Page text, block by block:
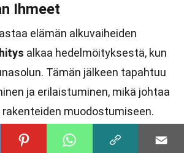
Ihmeet
elämän alkuvaiheiden
alkaa hedelmöityksestä, kun
Tämän jälkeen tapahtuu
ja erilaistuminen, mikä johtaa
muodostumiseen.
kriittinen vaihe, jossa muodostuu
ektodermi,